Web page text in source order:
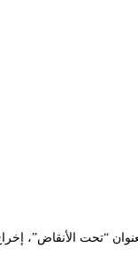
قطاف النعامة، أمس الأربعاء، ضمن المنافسة الرسمية